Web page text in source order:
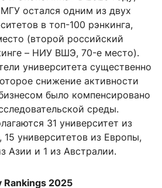
остался одним из двух
в топ-100 рэнкинга,
(второй российский
– НИУ ВШЭ, 70-е место).
университета существенно
снижение активности
было компенсировано
среды.
31 университет из
университетов из Европы,
Азии и 1 из Австралии.
Rankings 2025